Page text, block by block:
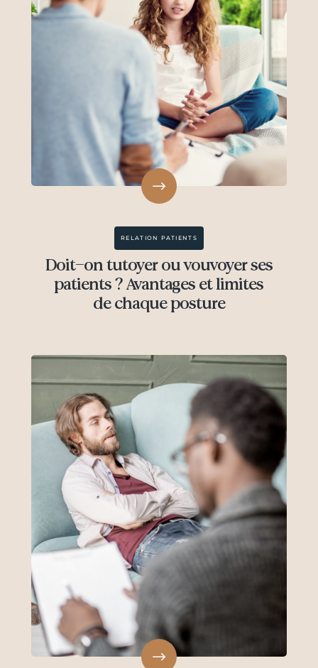
Doit-on tutoyer ou vouvoyer ses
patients ? Avantages et limites
de chaque posture
RELATION PATIENTS